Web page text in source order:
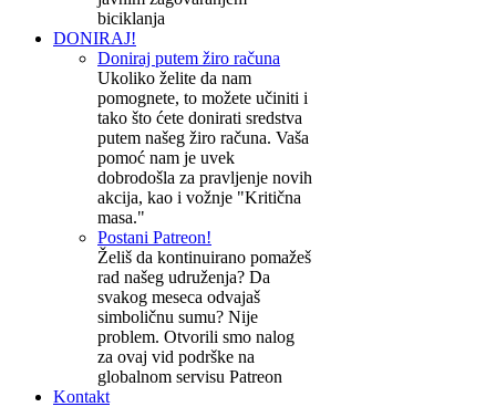
biciklanja
DONIRAJ!
Doniraj putem žiro računa
Ukoliko želite da nam
pomognete, to možete učiniti i
tako što ćete donirati sredstva
putem našeg žiro računa. Vaša
pomoć nam je uvek
dobrodošla za pravljenje novih
akcija, kao i vožnje "Kritična
masa."
Postani Patreon!
Želiš da kontinuirano pomažeš
rad našeg udruženja? Da
svakog meseca odvajaš
simboličnu sumu? Nije
problem. Otvorili smo nalog
za ovaj vid podrške na
globalnom servisu Patreon
Kontakt